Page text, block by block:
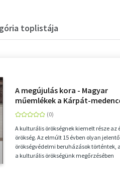
toplistája
A megújulás kora - Magyar
műemlékek a Kárpát-
2010 után
A kulturális örökségnek kiemelt része az
örökség. Az elmúlt 15 évben olyan
örökségvédelmi beruházások történtek,
a kulturális örökségünk megőrzésében